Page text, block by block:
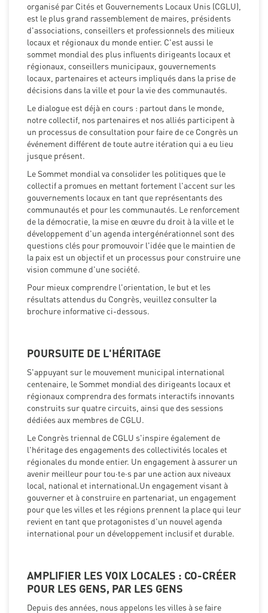
organisé par Cités et Gouvernements Locaux Unis (CGLU),
est le plus grand rassemblement de maires, présidents
d'associations, conseillers et professionnels des milieux
locaux et régionaux du monde entier. C'est aussi le
sommet mondial des plus influents dirigeants locaux et
régionaux, conseillers municipaux, gouvernements
locaux, partenaires et acteurs impliqués dans la prise de
décisions dans la ville et pour la vie des communautés.
Le dialogue est déjà en cours : partout dans le monde,
notre collectif, nos partenaires et nos alliés participent à
un processus de consultation pour faire de ce Congrès un
événement différent de toute autre itération qui a eu lieu
jusque présent.
Le Sommet mondial va consolider les politiques que le
collectif a promues en mettant fortement l'accent sur les
gouvernements locaux en tant que représentants des
communautés et pour les communautés. Le renforcement
de la démocratie, la mise en œuvre du droit à la ville et le
développement d'un agenda intergénérationnel sont des
questions clés pour promouvoir l'idée que le maintien de
la paix est un objectif et un processus pour construire une
vision commune d'une société.
Pour mieux comprendre l'orientation, le but et les
résultats attendus du Congrès, veuillez consulter la
brochure informative ci-dessous.
POURSUITE DE L'HÉRITAGE
S'appuyant sur le mouvement municipal international
centenaire, le Sommet mondial des dirigeants locaux et
régionaux comprendra des formats interactifs innovants
construits sur quatre circuits, ainsi que des sessions
dédiées aux membres de CGLU.
Le Congrès triennal de CGLU s'inspire également de
l'héritage des engagements des collectivités locales et
régionales du monde entier. Un engagement à assurer un
avenir meilleur pour tou·te·s par une action aux niveaux
local, national et international.Un engagement visant à
gouverner et à construire en partenariat, un engagement
pour que les villes et les régions prennent la place qui leur
revient en tant que protagonistes d'un nouvel agenda
international pour un développement inclusif et durable.
AMPLIFIER LES VOIX LOCALES : CO-CRÉER
POUR LES GENS, PAR LES GENS
Depuis des années, nous appelons les villes à se faire